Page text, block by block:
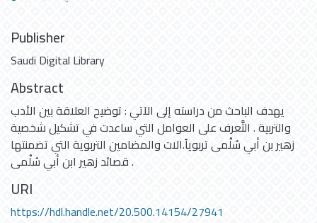
Publisher
Saudi Digital Library
Abstract
يهدف الباحث من دراسته إلى الآتي : توضيح العلاقة بين الأدب
والتربية . التَّعرف على العوامل التي ساعدت في تشكيل شخصية
زهير بن أبي سُلْمى تربوياً.الات والمضامين التربوية التي تضمنتها
قصائد زهير ابن أبي سُلْمى .
URI
https://hdl.handle.net/20.500.14154/27941